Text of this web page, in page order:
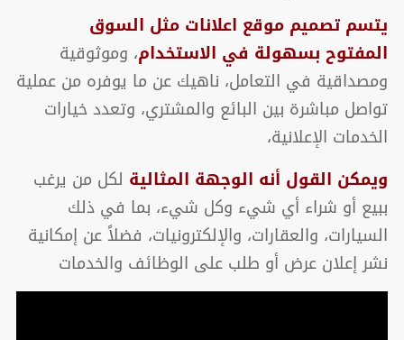
يتسم تصميم موقع اعلانات مثل السوق
المفتوح بسهولة في الاستخدام، وموثوقية
ومصداقية في التعامل، ناهيك عن ما يوفره من عملية
تواصل مباشرة بين البائع والمشتري، وتعدد خيارات
الخدمات الإعلانية،
ويمكن القول أنه الوجهة المثالية لكل من يرغب
ببيع أو شراء أي شيء وكل شيء، بما في ذلك
السيارات، والعقارات، والإلكترونيات، فضلاً عن إمكانية
نشر إعلان عرض أو طلب على الوظائف والخدمات